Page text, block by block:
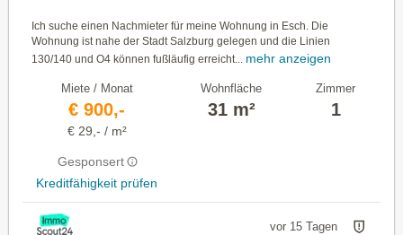
Ich suche einen Nachmieter für meine Wohnung in Esch. Die
Wohnung ist nahe der Stadt Salzburg gelegen und die Linien
130/140 und O4 können fußläufig erreicht... mehr anzeigen
Miete / Monat
€ 900,-
€ 29,- / m²
Gesponsert
Kreditfähigkeit prüfen
Wohnfläche
31 m²
Zimmer
1
vor 15 Tagen